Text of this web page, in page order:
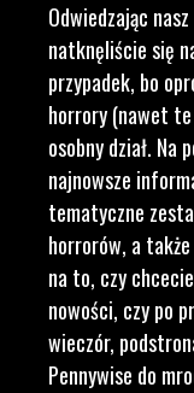
Odwiedzając
natknęliście się
przypadek, bo
horrory (nawet
osobny dział. Na
najnowsze
tematyczne
horrorów, a
na to, czy
nowości, czy po
wieczór,
Pennywise do